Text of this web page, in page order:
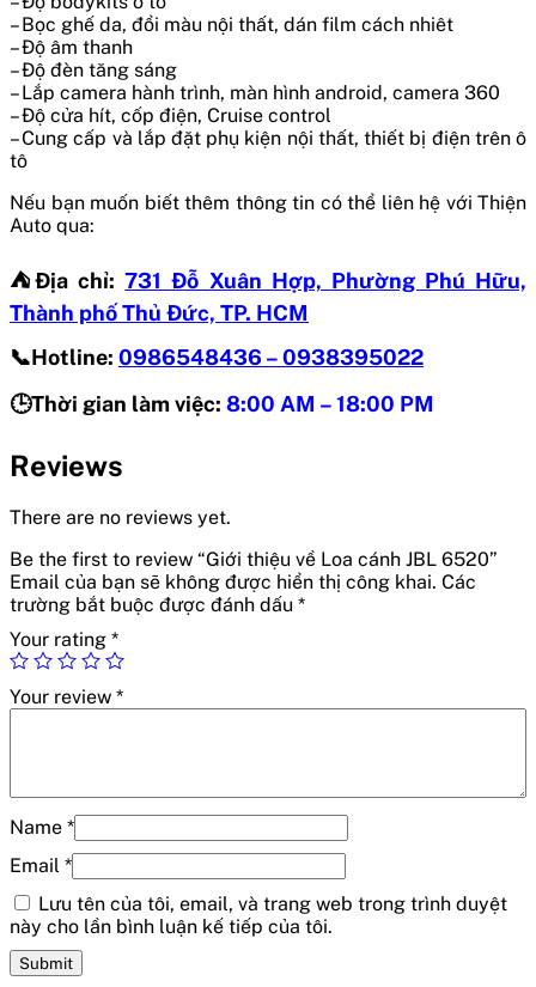
– Bọc ghế da, đổi màu nội thất, dán film cách nhiêt
– Độ âm thanh
– Độ đèn tăng sáng
– Lắp camera hành trình, màn hình android, camera 360
– Độ cửa hít, cốp điện, Cruise control
– Cung cấp và lắp đặt phụ kiện nội thất, thiết bị điện trên ô
tô
Nếu bạn muốn biết thêm thông tin có thể liên hệ với Thiện
Auto qua:
⛺️Địa chỉ:731 Đỗ Xuân Hợp, Phường Phú Hữu,
Thành phố Thủ Đức, TP. HCM
📞Hotline: 0986548436 – 0938395022
🕒Thời gian làm việc: 8:00 AM – 18:00 PM
Reviews
There are no reviews yet.
Be the first to review “Giới thiệu về Loa cánh JBL 6520”
Email của bạn sẽ không được hiển thị công khai. Các
trường bắt buộc được đánh dấu *
Your rating *
Your review *
Name *
Email *
Lưu tên của tôi, email, và trang web trong trình duyệt
này cho lần bình luận kế tiếp của tôi.